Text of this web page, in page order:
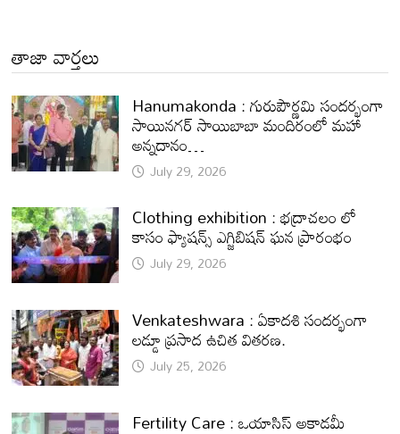
తాజా వార్తలు
Hanumakonda : గురుపౌర్ణమి సందర్భంగా
సాయినగర్‌ సాయిబాబా మందిరంలో మహా
అన్నదానం…
July 29, 2026
Clothing exhibition : భద్రాచలం లో
కాసం ఫ్యాషన్స్ ఎగ్జిబిషన్ ఘన ప్రారంభం
July 29, 2026
Venkateshwara : ఏకాదశి సందర్భంగా
లడ్డూ ప్రసాద ఉచిత వితరణ.
July 25, 2026
Fertility Care : ఒయాసిస్ అకాడమీ